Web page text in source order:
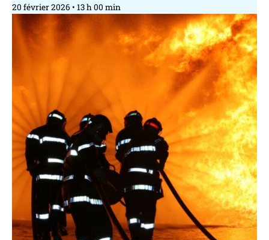
20 février 2026 13 h 00 min